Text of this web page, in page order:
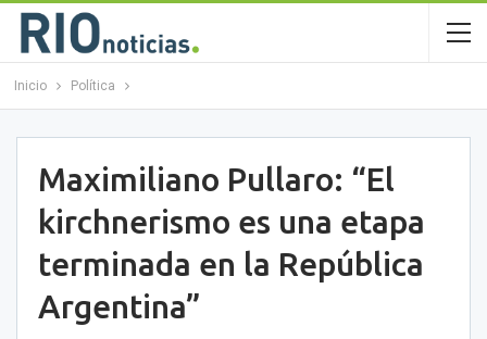
Inicio Política
Maximiliano Pullaro: “El
kirchnerismo es una etapa
terminada en la República
Argentina”